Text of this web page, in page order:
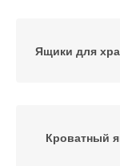
Ящики для
Кроватный